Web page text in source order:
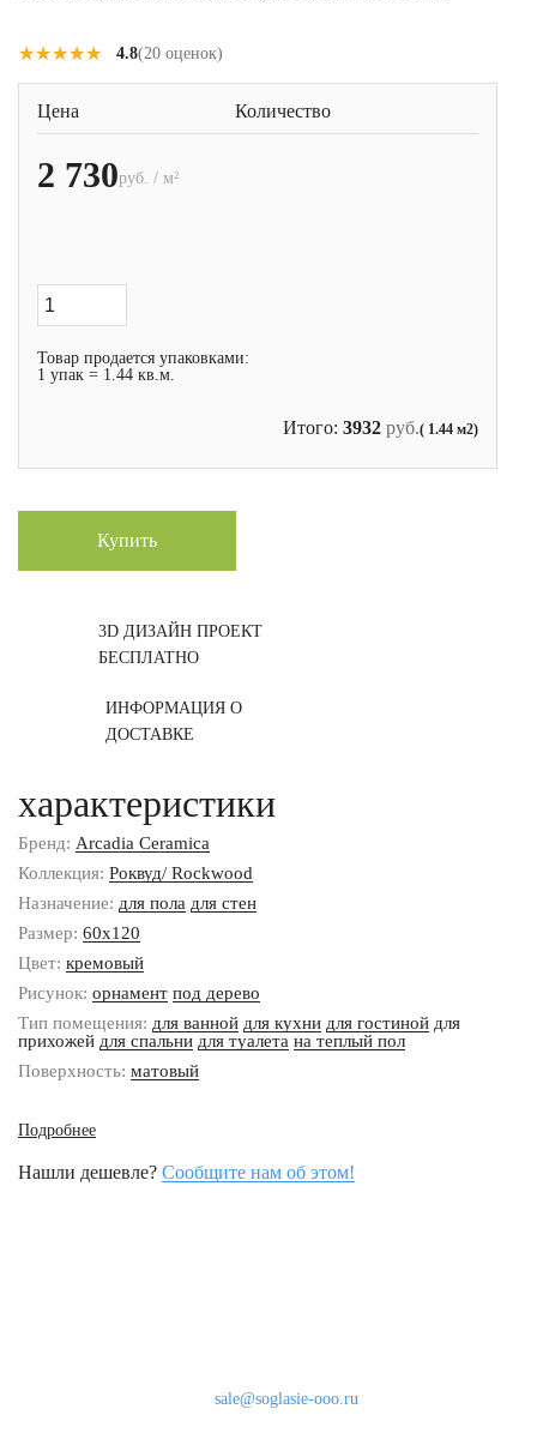
★★★★★
★★★★★ 4.8(20 оценок)
Цена Количество
2 730руб. / м²
Товар продается упаковками:
1 упак = 1.44 кв.м.
Итого: 3932 руб.( 1.44 м2)
Купить
3D ДИЗАЙН ПРОЕКТ
БЕСПЛАТНО
ИНФОРМАЦИЯ О
ДОСТАВКЕ
характеристики
Бренд: Arcadia Ceramica
Коллекция: Роквуд/ Rockwood
Назначение: для пола для стен
Размер: 60x120
Цвет: кремовый
Рисунок: орнамент под дерево
Тип помещения: для ванной для кухни для гостиной для
прихожей для спальни для туалета на теплый пол
Поверхность: матовый
Подробнее
Нашли дешевле? Сообщите нам об этом!
sale@soglasie-ooo.ru